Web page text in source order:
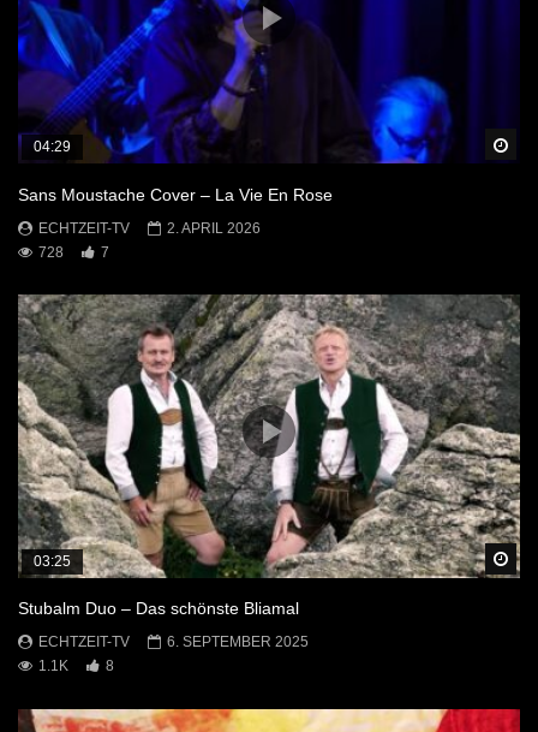
04:29
Sans Moustache Cover – La Vie En Rose
ECHTZEIT-TV
2. APRIL 2026
728
7
03:25
Stubalm Duo – Das schönste Bliamal
ECHTZEIT-TV
6. SEPTEMBER 2025
1.1K
8